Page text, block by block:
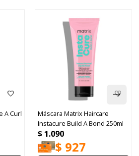
Máscara Matrix Haircare
Instacure Build A Bond 250ml
927
Kativa
Productos